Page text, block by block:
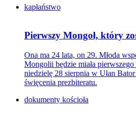
kapłaństwo
Pierwszy Mongoł, który
Ona ma 24 lata, on 29. Młoda
Mongolii będzie miała
niedzielę 28 sierpnia w Ułan
święcenia prezbiteratu.
dokumenty kościoła